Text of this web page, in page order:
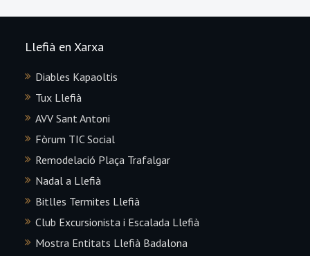
Llefià en Xarxa
Diables Kapaoltis
Tux Llefià
AVV Sant Antoni
Fòrum TIC Social
Remodelació Plaça Trafalgar
Nadal a Llefià
Bitlles Termites Llefià
Club Excursionista i Escalada Llefià
Mostra Entitats Llefià Badalona